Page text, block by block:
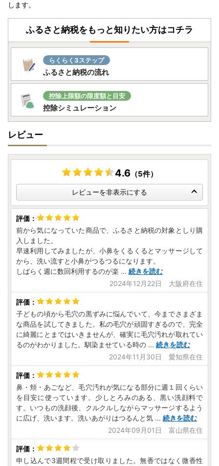
します。
ふるさと納税をもっと知りたい方はコチラ
らくらく3ステップ
ふるさと納税の流れ
控除上限額の限度額と目安
控除シミュレーション
レビュー
4.6 （5件）
レビューを非表示にする
前から気になっていた商品で、ふるさと納税の対象としり購
入しました。
早速利用してみましたが、小鼻をくるくるとマッサージして
から、洗い流すと小鼻がつるつるになります。
しばらく週に数回利用するのが楽 ... 続きを読む
2024年12月22日 大阪府在住
子どもの頃から毛穴の黒ずみに悩んでいて、今までさまざま
な商品を試してきました。私の毛穴が頑固すぎるので、完全
に綺麗にとまではいきませんが、確実に毛穴汚れが取れてい
るのがわかりました。馴染ませている時の ... 続きを読む
2024年11月30日 愛知県在住
鼻・頬・あごなど、毛穴汚れが気になる部分に週１回くらい
を目安に使っています。少しとろみのある、黒い洗顔料で
す。いつもの洗顔後、クルクルしながらマッサージするよう
に広げ、洗います。洗いあがりはつるんと気 ... 続きを読む
2024年09月01日 富山県在住
申し込んで3週間程で受け取りました。無香ではなく微香性